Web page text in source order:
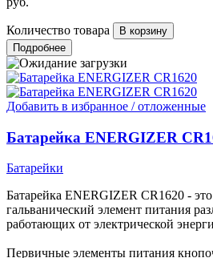
Количество товара
Подробнее
Добавить в избранное / отложенные
Батарейка ENERGIZER
Батарейки
Батарейка ENERGIZER CR1620 -
гальванический элемент питания
работающих от электрической
Первичные элементы питания